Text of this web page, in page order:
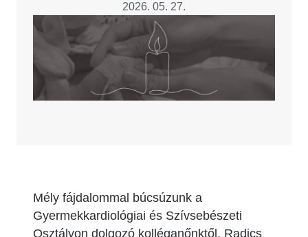
2026. 05. 27.
Image
Mély fájdalommal búcsúzunk a
Gyermekkardiológiai és Szívsebészeti
Osztályon dolgozó kolléganőnktől, Radics